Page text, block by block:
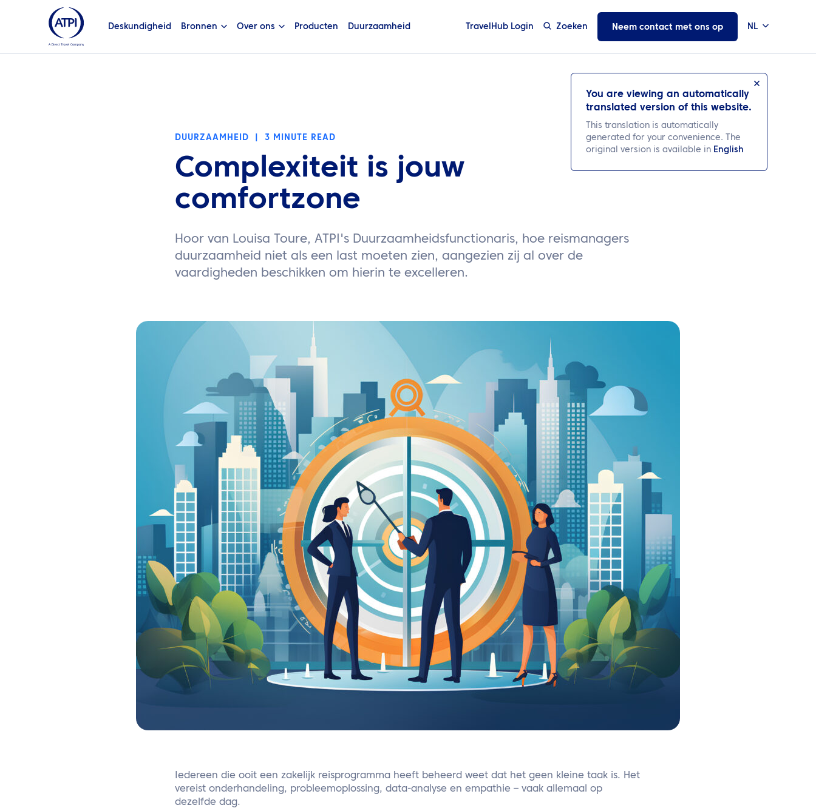
Deskundigheid Bronnen Over ons Producten Duurzaamheid TravelHub Login Zoeken Neem contact met ons op NL
You are viewing an automatically
translated version of this website.
This translation is automatically
generated for your convenience. The
original version is available in English
DUURZAAMHEID 3 MINUTE READ
Complexiteit is jouw
comfortzone
Hoor van Louisa Toure, ATPI's Duurzaamheidsfunctionaris, hoe reismanagers
duurzaamheid niet als een last moeten zien, aangezien zij al over de
vaardigheden beschikken om hierin te excelleren.
Iedereen die ooit een zakelijk reisprogramma heeft beheerd weet dat het geen kleine taak is. Het
vereist onderhandeling, probleemoplossing, data-analyse en empathie – vaak allemaal op
dezelfde dag.